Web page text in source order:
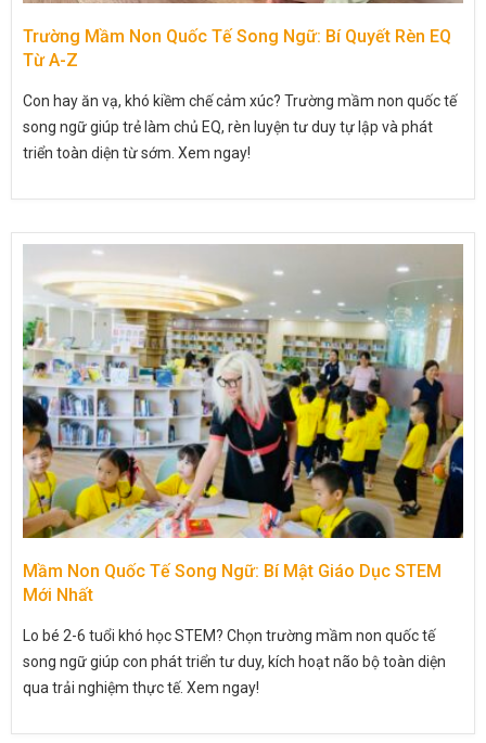
Trường Mầm Non Quốc Tế Song Ngữ: Bí Quyết Rèn EQ
Từ A-Z
Con hay ăn vạ, khó kiềm chế cảm xúc? Trường mầm non quốc tế
song ngữ giúp trẻ làm chủ EQ, rèn luyện tư duy tự lập và phát
triển toàn diện từ sớm. Xem ngay!
Mầm Non Quốc Tế Song Ngữ: Bí Mật Giáo Dục STEM
Mới Nhất
Lo bé 2-6 tuổi khó học STEM? Chọn trường mầm non quốc tế
song ngữ giúp con phát triển tư duy, kích hoạt não bộ toàn diện
qua trải nghiệm thực tế. Xem ngay!